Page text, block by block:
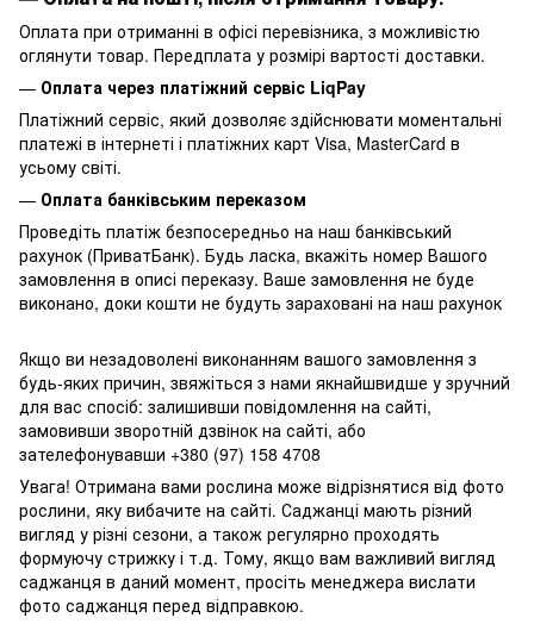
Оплата при отриманні в офісі перевізника, з можливістю
оглянути товар. Передплата у розмірі вартості доставки.
— Оплата через платіжний сервіс LiqPay
Платіжний сервіс, який дозволяє здійснювати моментальні
платежі в інтернеті і платіжних карт Visa, MasterCard в
усьому світі.
— Оплата банківським переказом
Проведіть платіж безпосередньо на наш банківський
рахунок (ПриватБанк). Будь ласка, вкажіть номер Вашого
замовлення в описі переказу. Ваше замовлення не буде
виконано, доки кошти не будуть зараховані на наш рахунок
Якщо ви незадоволені виконанням вашого замовлення з
будь-яких причин, звяжіться з нами якнайшвидше у зручний
для вас спосіб: залишивши повідомлення на сайті,
замовивши зворотній дзвінок на сайті, або
зателефонувавши +380 (97) 158 4708
Увага! Отримана вами рослина може відрізнятися від фото
рослини, яку вибачите на сайті. Саджанці мають різний
вигляд у різні сезони, а також регулярно проходять
формуючу стрижку і т.д. Тому, якщо вам важливий вигляд
саджанця в даний момент, просіть менеджера вислати
фото саджанця перед відправкою.